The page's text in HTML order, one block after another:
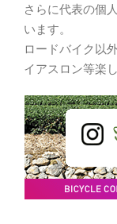
さらに代表の個
います。
ロードバイク以
イアスロン等楽